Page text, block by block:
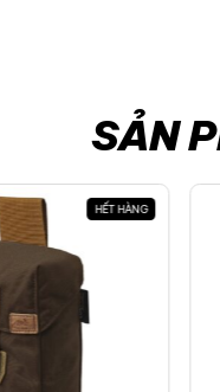
SẢN
HẾT HÀNG